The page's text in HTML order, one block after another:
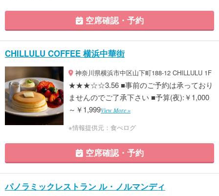
空席確認・予約
CHILLULU COFFEE 横浜中華街
神奈川県横浜市中区山下町188-12 CHILLULU 1F
★★★☆☆3.56 ■事前のご予約は承っており
ませんのでご了承下さい ■予算(夜):￥1,000
～￥1,999View More »
※情報提供元：食べログ
空席確認・予約
パノラミックレストラン ル・ノルマンディ